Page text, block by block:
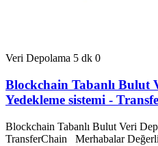
Veri Depolama 5 dk 0
Blockchain Tabanlı Bulut
Yedekleme sistemi -
Blockchain Tabanlı Bulut Veri
TransferChain Merhabalar